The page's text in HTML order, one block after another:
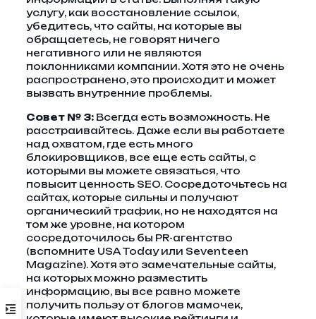
услугу, как восстановление ссылок,
убедитесь, что сайты, на которые вы
обращаетесь, не говорят ничего
негативного или не являются
поклонниками компании. Хотя это не очень
распространено, это происходит и может
вызвать внутренние проблемы.
Совет № 3:Всегда есть возможность. Не
расстраивайтесь. Даже если вы работаете
над охватом, где есть много
блокировщиков, все еще есть сайты, с
которыми вы можете связаться, что
повысит ценность SEO. Сосредоточьтесь на
сайтах, которые сильны и получают
органический трафик, но не находятся на
том же уровне, на котором
сосредоточилось бы PR-агентство
(вспомните USA Today или Seventeen
Magazine). Хотя это замечательные сайты,
на которых можно разместить
информацию, вы все равно можете
получить пользу от блогов мамочек,